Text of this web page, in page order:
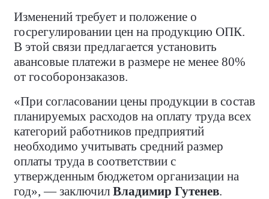
Изменений требует и положение о
госрегулировании цен на продукцию ОПК.
В этой связи предлагается установить
авансовые платежи в размере не менее 80%
от гособоронзаказов.
«При согласовании цены продукции в состав
планируемых расходов на оплату труда всех
категорий работников предприятий
необходимо учитывать средний размер
оплаты труда в соответствии с
утвержденным бюджетом организации на
год», — заключил Владимир Гутенев.